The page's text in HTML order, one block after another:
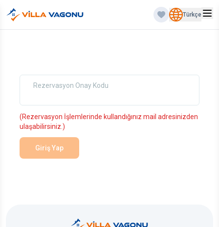
Türkçe
Rezervasyon Onay Kodu
(Rezervasyon İşlemlerinde kullandığınız mail adresinizden
ulaşabilirsiniz.)
Giriş Yap